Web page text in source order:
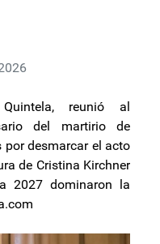
reunió al
del martirio de
por desmarcar el acto
de Cristina Kirchner
2027 dominaron la